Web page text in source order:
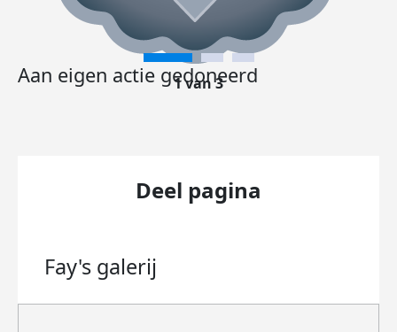
Aan eigen actie gedoneerd
1 van 3
Deel pagina
Fay's galerij